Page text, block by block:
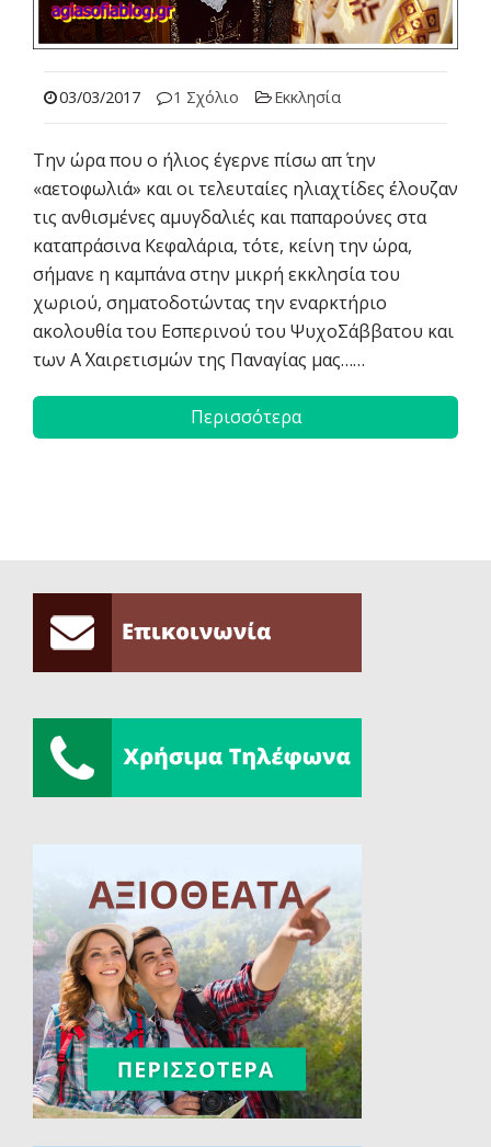
03/03/2017 1 Σχόλιο Εκκλησία
Την ώρα που ο ήλιος έγερνε πίσω απ΄ την
«αετοφωλιά» και οι τελευταίες ηλιαχτίδες έλουζαν
τις ανθισμένες αμυγδαλιές και παπαρούνες στα
καταπράσινα Κεφαλάρια, τότε, κείνη την ώρα,
σήμανε η καμπάνα στην μικρή εκκλησία του
χωριού, σηματοδοτώντας την εναρκτήριο
ακολουθία του Εσπερινού του ΨυχοΣάββατου και
των Α΄ Χαιρετισμών της Παναγίας μας……
Περισσότερα